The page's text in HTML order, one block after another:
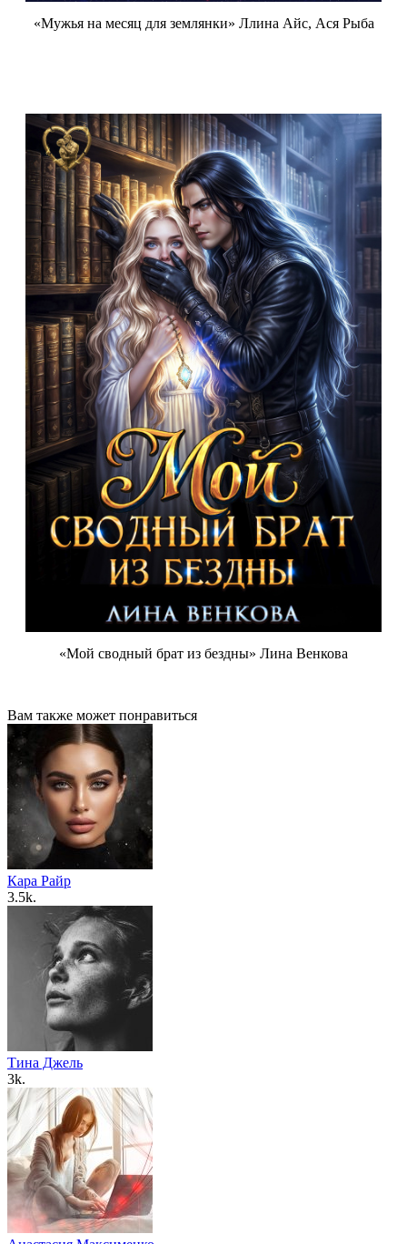
«Мужья на месяц для землянки» Ллина Айс, Ася Рыба
«Мой сводный брат из бездны» Лина Венкова
Вам также может понравиться
Кара Райр
3.5k.
Тина Джель
3k.